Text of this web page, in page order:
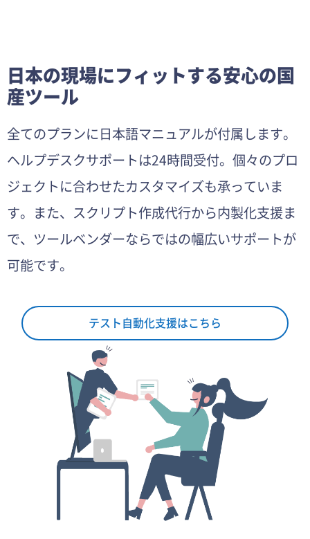
日本の現場にフィットする安心の国
産ツール
全てのプランに日本語マニュアルが付属します。
ヘルプデスクサポートは24時間受付。個々のプロ
ジェクトに合わせたカスタマイズも承っていま
す。​また、スクリプト作成代行から内製化支援ま
で、ツールベンダーならではの幅広いサポートが
可能です。
テスト自動化支援はこちら